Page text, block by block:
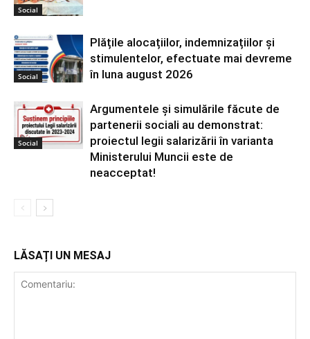
Social
Social
Plățile alocațiilor, indemnizațiilor și
stimulentelor, efectuate mai devreme
în luna august 2026
Social
Argumentele și simulările făcute de
partenerii sociali au demonstrat:
proiectul legii salarizării în varianta
Ministerului Muncii este de
neacceptat!
LĂSAȚI UN MESAJ